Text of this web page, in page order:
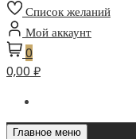
Список желаний
Мой аккаунт
0
0,00 ₽
Главное меню